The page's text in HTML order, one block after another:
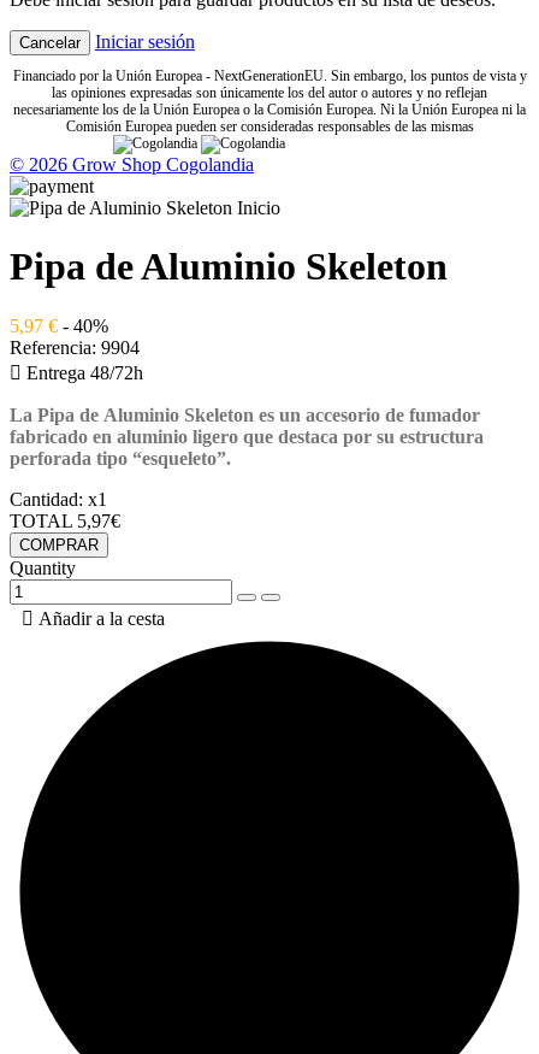
Cancelar Iniciar sesión
Financiado por la Unión Europea - NextGenerationEU. Sin embargo, los puntos de vista y
las opiniones expresadas son únicamente los del autor o autores y no reflejan
necesariamente los de la Unión Europea o la Comisión Europea. Ni la Unión Europea ni la
Comisión Europea pueden ser consideradas responsables de las mismas
© 2026 Grow Shop Cogolandia
Pipa de Aluminio Skeleton
5,97 € - 40%
Referencia: 9904
 Entrega 48/72h
La Pipa de Aluminio Skeleton es un accesorio de fumador
fabricado en aluminio ligero que destaca por su estructura
perforada tipo “esqueleto”.
Cantidad: x1
TOTAL 5,97€
COMPRAR
Quantity
 Añadir a la cesta